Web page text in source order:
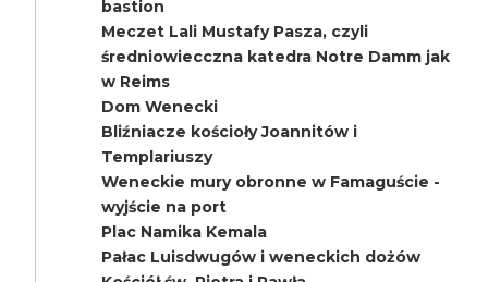
bastion
Meczet Lali Mustafy Pasza, czyli
średniowiecczna katedra Notre Damm jak
w Reims
Dom Wenecki
Bliźniacze kościoły Joannitów i
Templariuszy
Weneckie mury obronne w Famaguście -
wyjście na port
Plac Namika Kemala
Pałac Luisdwugów i weneckich dożów